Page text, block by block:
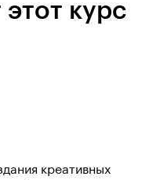
курс
креативных